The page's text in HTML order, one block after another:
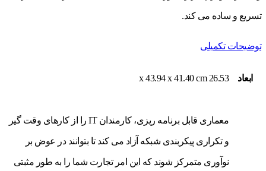
تسریع و ساده می کند.
توضیحات تکمیلی
ابعاد 26.53 x 43.94 x 41.40 cm
معماری قابل برنامه ریزی، کارمندان IT را از کارهای وقت گیر
و تکراری پیکربندی شبکه آزاد می کند تا بتوانند در عوض بر
نوآوری متمرکز شوند که این امر تجارت شما را به طور مثبتی